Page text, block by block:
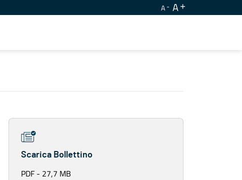
A A
Scarica Bollettino
PDF - 27,7 MB